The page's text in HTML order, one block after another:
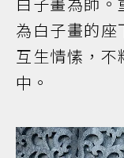
為白子畫的座
互生情愫，不
中。